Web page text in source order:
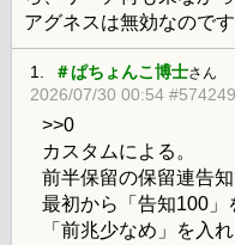
アグネスは無効なので
1. ＃ぱちょんこ博士さん
2026/07/30 00:54
>>0
カスタムによる。
前半保留の保留連告
最初から「告知100」
「前兆少なめ」を入